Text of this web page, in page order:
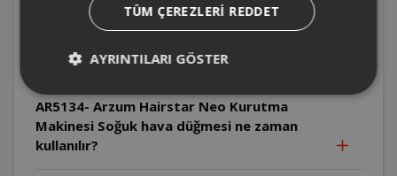
AR5134- Arzum Hairstar Neo Kurutma
ısı ayarında kullanılabilir?
AR5134- Arzum Hairstar Neo Kurutma
Makinesi Soğuk hava düğmesi ne zaman
kullanılır?
TÜM ÇEREZLERI REDDET
AYRINTILARI GÖSTER